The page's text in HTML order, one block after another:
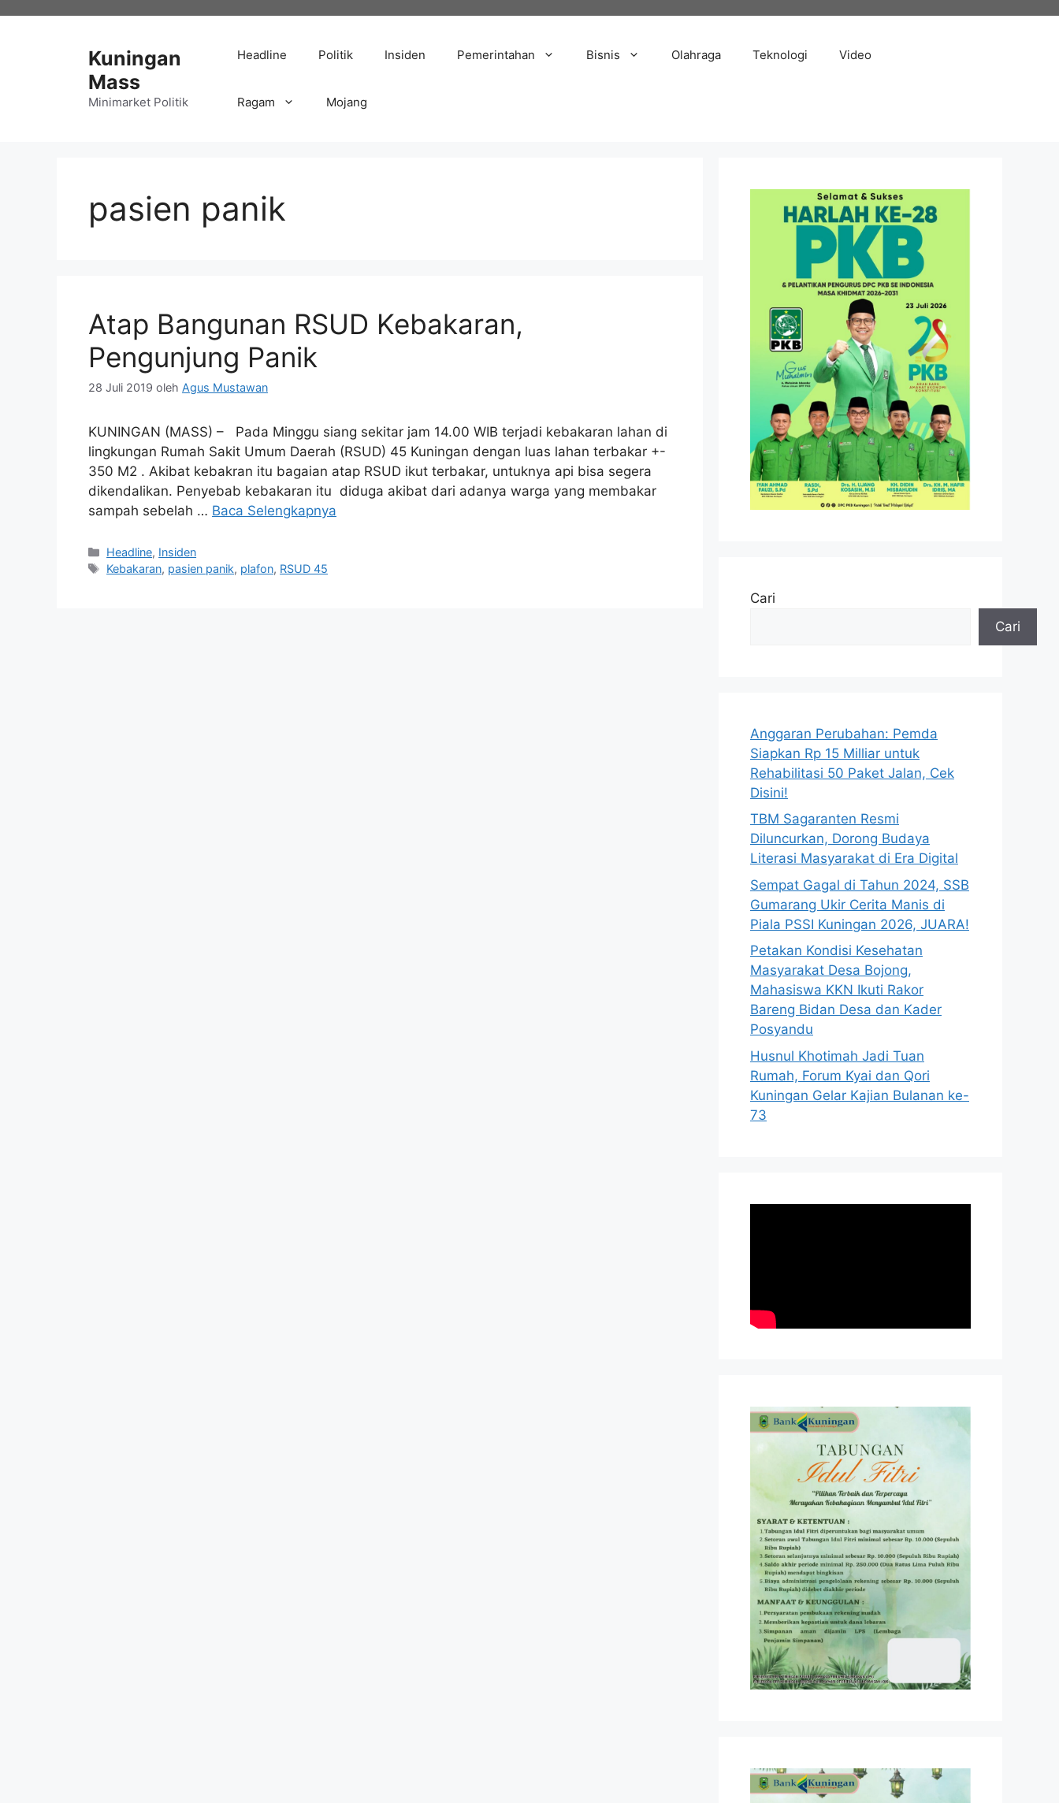
Kuningan
Mass
Minimarket Politik
Headline Politik Insiden Pemerintahan Bisnis Olahraga Teknologi Video
Ragam Mojang
pasien panik
Atap Bangunan RSUD Kebakaran,
Pengunjung Panik
28 Juli 2019 oleh Agus Mustawan
KUNINGAN (MASS) – Pada Minggu siang sekitar jam 14.00 WIB terjadi kebakaran lahan di
lingkungan Rumah Sakit Umum Daerah (RSUD) 45 Kuningan dengan luas lahan terbakar +-
350 M2 . Akibat kebakran itu bagaian atap RSUD ikut terbakar, untuknya api bisa segera
dikendalikan. Penyebab kebakaran itu diduga akibat dari adanya warga yang membakar
sampah sebelah … Baca Selengkapnya
Kategori
Headline, Insiden
Tag
Kebakaran, pasien panik, plafon, RSUD 45
Cari
Cari
Anggaran Perubahan: Pemda
Siapkan Rp 15 Milliar untuk
Rehabilitasi 50 Paket Jalan, Cek
Disini!
TBM Sagaranten Resmi
Diluncurkan, Dorong Budaya
Literasi Masyarakat di Era Digital
Sempat Gagal di Tahun 2024, SSB
Gumarang Ukir Cerita Manis di
Piala PSSI Kuningan 2026, JUARA!
Petakan Kondisi Kesehatan
Masyarakat Desa Bojong,
Mahasiswa KKN Ikuti Rakor
Bareng Bidan Desa dan Kader
Posyandu
Husnul Khotimah Jadi Tuan
Rumah, Forum Kyai dan Qori
Kuningan Gelar Kajian Bulanan ke-
73